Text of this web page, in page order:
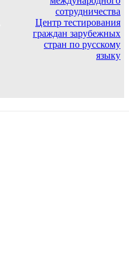
сотрудничества
Центр тестирования
граждан зарубежных
стран по русскому
языку